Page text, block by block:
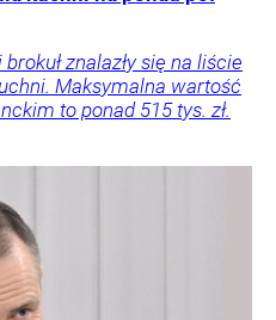
znalazły się na liście
Maksymalna wartość
to ponad 515 tys. zł.